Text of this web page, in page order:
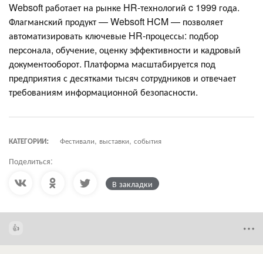
Websoft работает на рынке HR-технологий c 1999 года.
Флагманский продукт — Websoft HCM — позволяет
автоматизировать ключевые HR-процессы: подбор
персонала, обучение, оценку эффективности и кадровый
документооборот. Платформа масштабируется под
предприятия с десятками тысяч сотрудников и отвечает
требованиям информационной безопасности.
КАТЕГОРИИ: Фестивали, выставки, события
Поделиться:
В закладки